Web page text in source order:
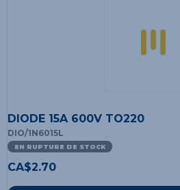
DIODE 15A 600V TO220
DIO/1N6015L
EN RUPTURE DE STOCK
CA$2.70